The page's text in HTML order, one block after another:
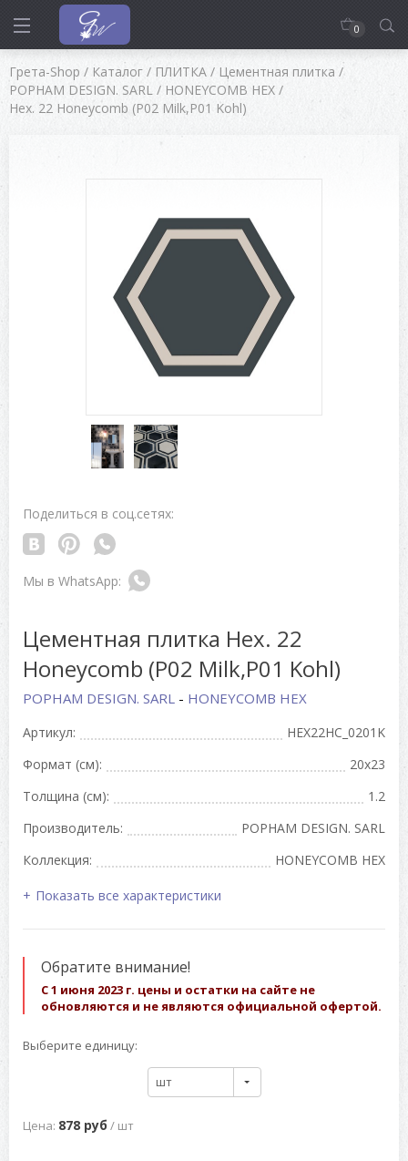
0
Грета-Shop / Каталог / ПЛИТКА / Цементная плитка /
POPHAM DESIGN. SARL / HONEYCOMB HEX /
Hex. 22 Honeycomb (P02 Milk,P01 Kohl)
Поделиться в соц.сетях:
Цементная плитка Hex. 22
Honeycomb (P02 Milk,P01 Kohl)
POPHAM DESIGN. SARL - HONEYCOMB HEX
Артикул:
HEX22HC_0201K
Формат (см):
20x23
Толщина (см):
1.2
Производитель:
POPHAM DESIGN. SARL
Коллекция:
HONEYCOMB HEX
Показать все характеристики
Обратите внимание!
С 1 июня 2023 г. цены и остатки на сайте не
обновляются и не являются официальной офертой.
Выберите единицу:
шт
Цена: 878 руб / шт